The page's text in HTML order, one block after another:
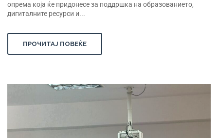
опрема која ќе придонесе за поддршка на образованието,
дигиталните ресурси и...
ПРОЧИТАЈ ПОВЕЌЕ